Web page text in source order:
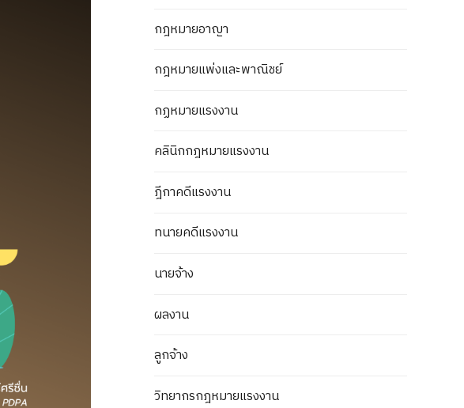
กฎหมายอาญา
กฎหมายแพ่งและพาณิชย์
กฏหมายแรงงาน
คลินิกกฎหมายแรงงาน
ฎีกาคดีแรงงาน
ทนายคดีแรงงาน
นายจ้าง
ผลงาน
ลูกจ้าง
วิทยากรกฎหมายแรงงาน